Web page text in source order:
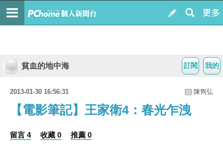
我的
訂閱
貧血的地中海
2013-01-30 16:56:31 陳雋弘
【電影筆記】王家衛4：春光乍洩
留言 4 收藏 0 推薦 0